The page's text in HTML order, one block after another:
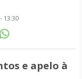
13:30
e apelo à